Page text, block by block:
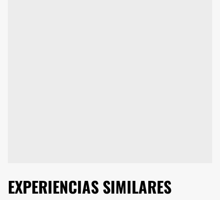
EXPERIENCIAS SIMILARES